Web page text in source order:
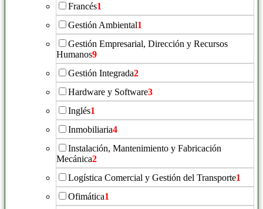
Francés1
Gestión Ambiental1
Gestión Empresarial, Dirección y Recursos
Humanos9
Gestión Integrada2
Hardware y Software3
Inglés1
Inmobiliaria4
Instalación, Mantenimiento y Fabricación
Mecánica2
Logística Comercial y Gestión del Transporte1
Ofimática1